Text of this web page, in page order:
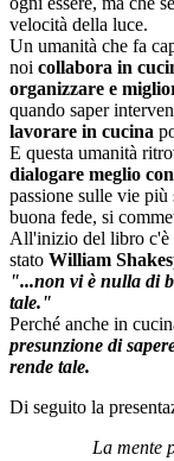
velocità della luce.
Un umanità che fa
noi collabora in
organizzare e
quando saper
lavorare in cucina
E questa umanità
dialogare meglio
passione sulle vie più
buona fede, si
All'inizio del libro c'è
stato William
"...non vi è nulla di
tale."
Perché anche in
presunzione di
rende tale.
Di seguito la
La mente